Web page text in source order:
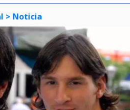
> Noticia